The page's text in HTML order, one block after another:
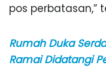
pos perbatasan,”
Rumah Duka
Ramai Didatangi